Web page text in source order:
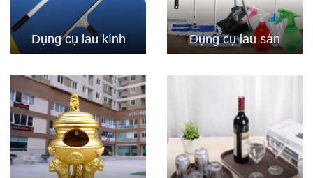
Dụng cụ lau kính Dụng cụ lau sàn